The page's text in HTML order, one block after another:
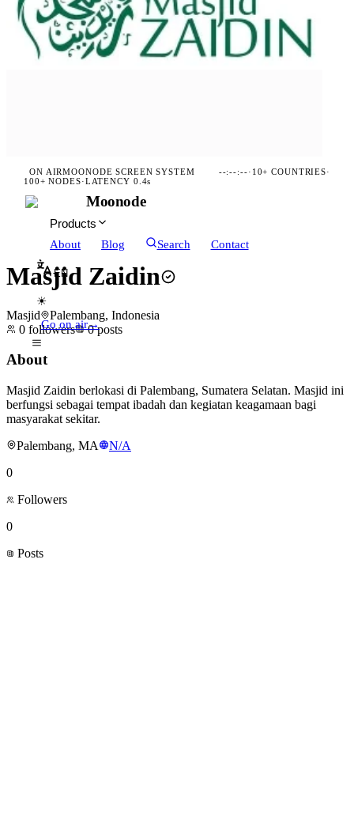
ON AIRMOONODE SCREEN SYSTEM --:--:--· 10+ COUNTRIES·
100+ NODES·LATENCY 0.4s
Moonode
Products
About
Blog Search Contact
EN
☀
Go on air→
Masjid Zaidin
Masjid
Palembang, Indonesia
0 followers 0 posts
About
Masjid Zaidin berlokasi di Palembang, Sumatera Selatan. Masjid ini
berfungsi sebagai tempat ibadah dan kegiatan keagamaan bagi
masyarakat sekitar.
Palembang, MA
N/A
0
Followers
0
Posts